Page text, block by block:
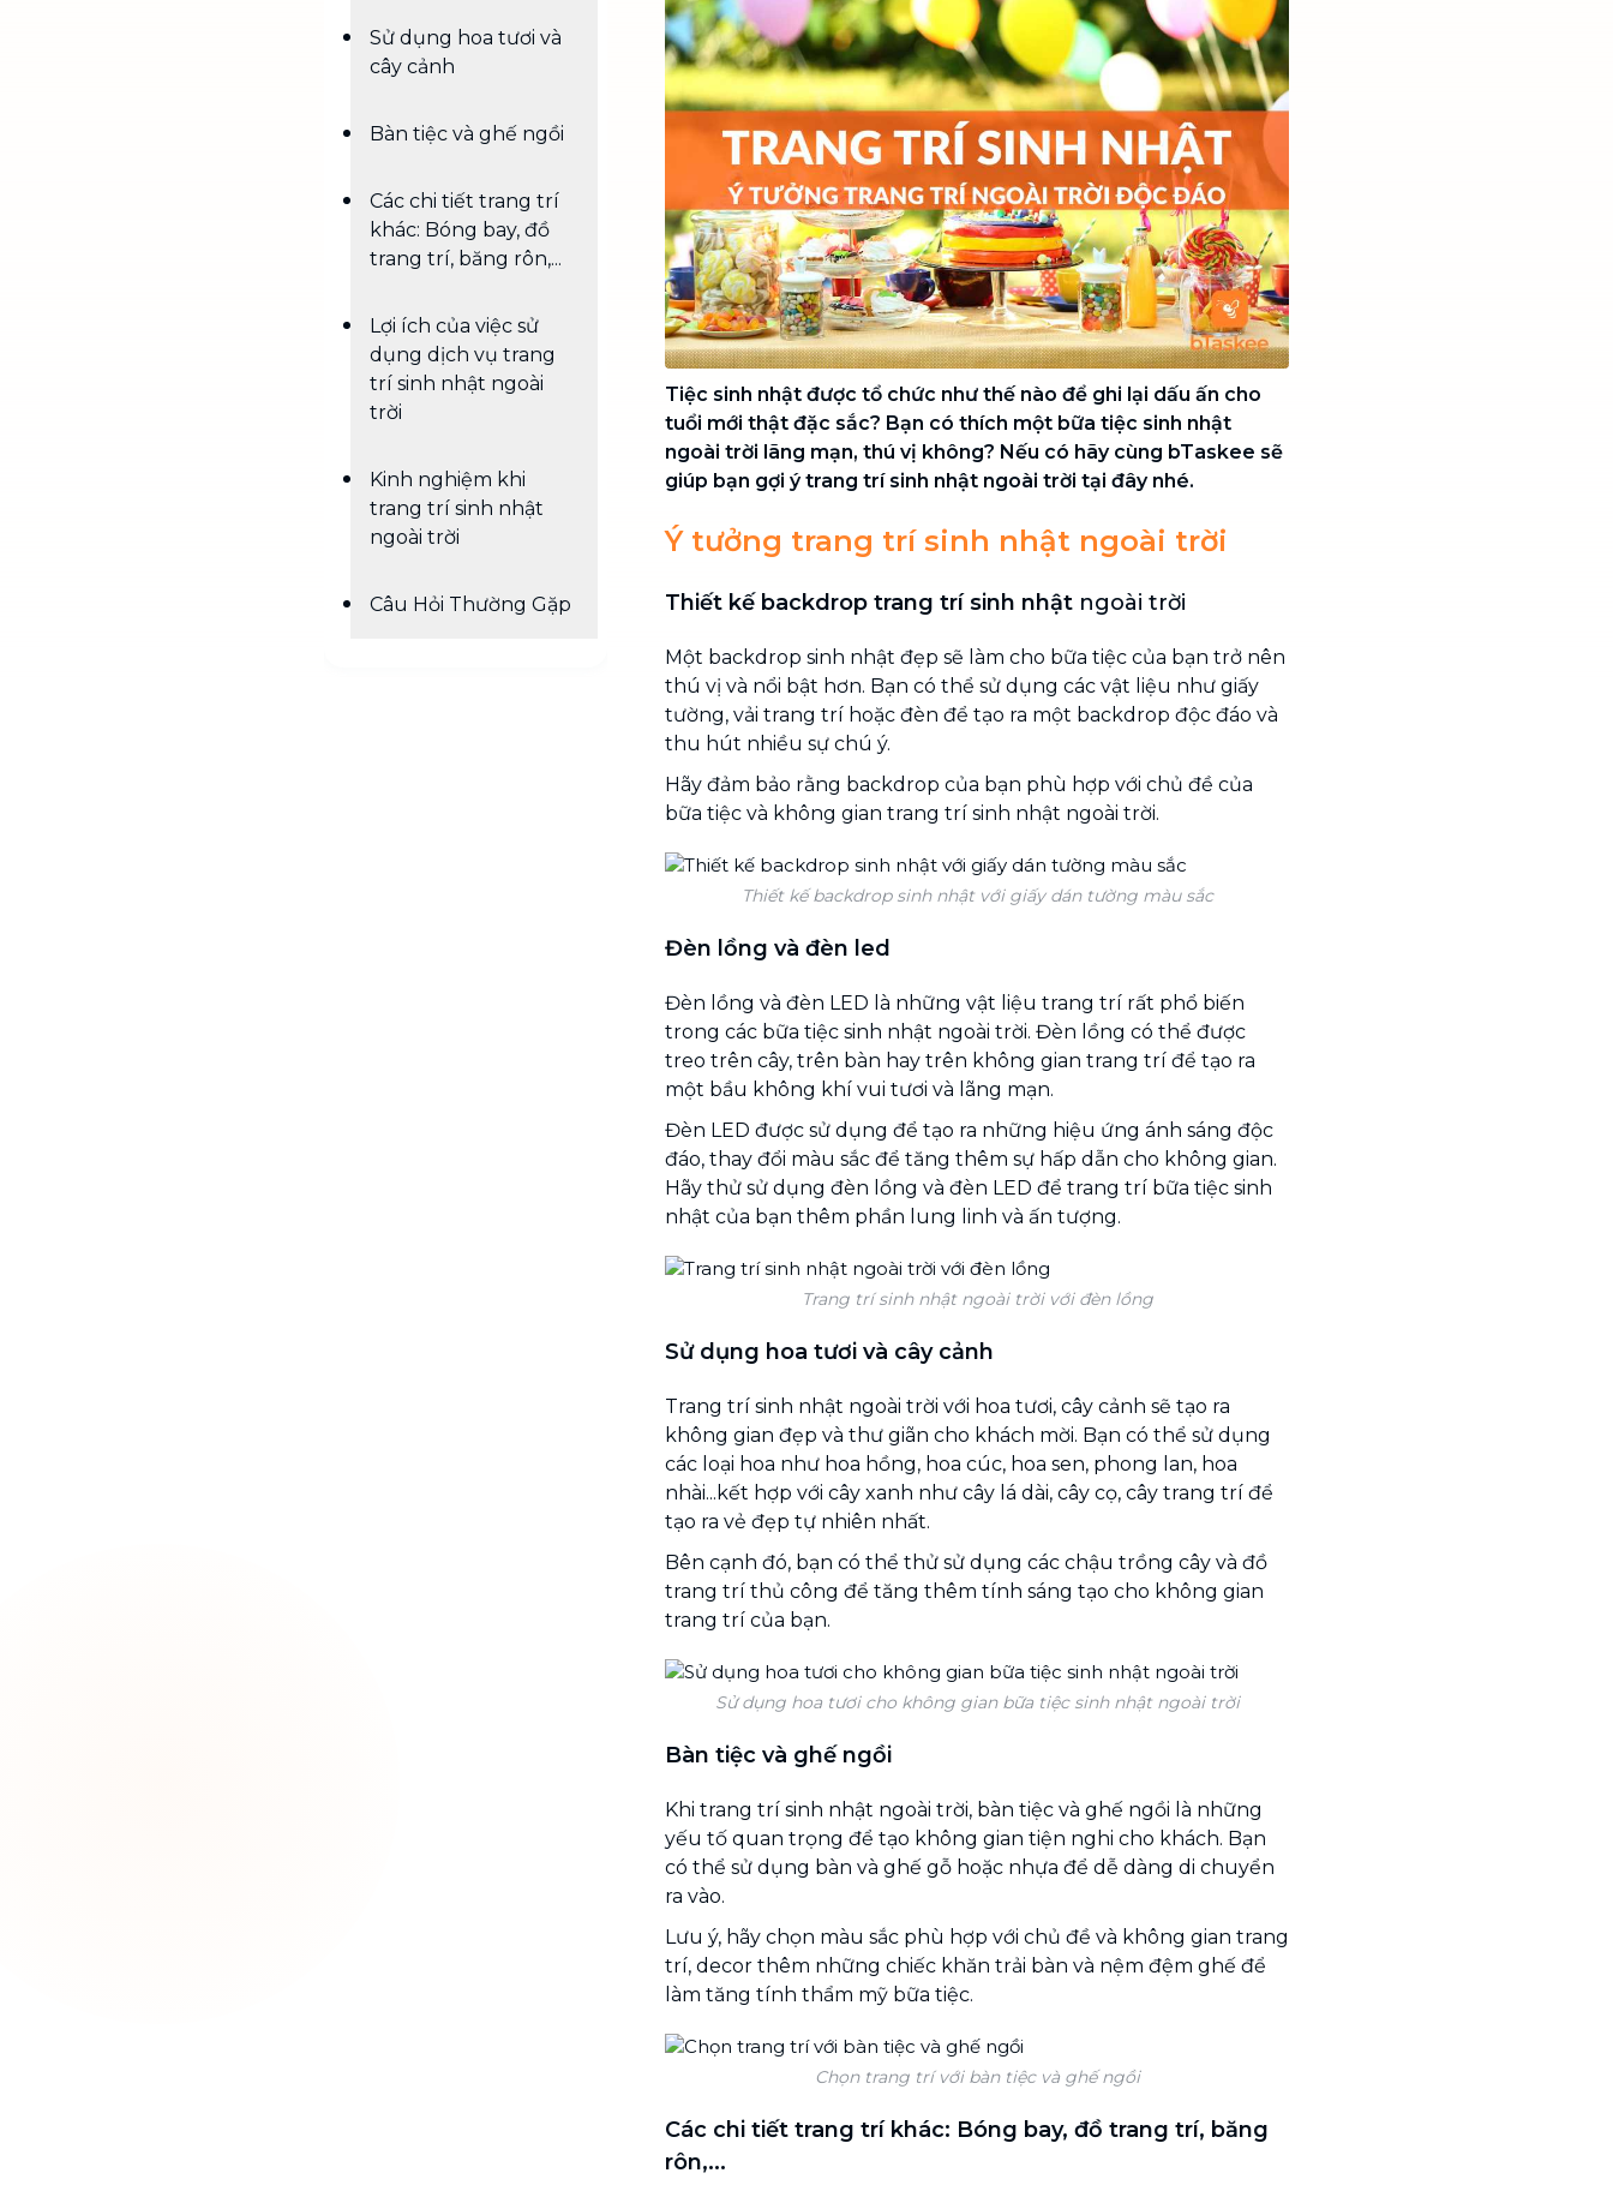
Chuyển nhà trọn gói, không lo dọn
dẹp nơi đi nơi đến
Vệ sinh công nghiệp NEW
Vệ sinh chuyên nghiệp cho văn
phòng, nhà xưởng, công trình lớn
Sử dụng hoa tươi và
cây cảnh
Bàn tiệc và ghế ngồi
Các chi tiết trang trí
khác: Bóng bay, đồ
trang trí, băng rôn,...
Lợi ích của việc sử
dụng dịch vụ trang
trí sinh nhật ngoài
trời
Kinh nghiệm khi
trang trí sinh nhật
ngoài trời
Câu Hỏi Thường Gặp
Tiệc sinh nhật được tổ chức như thế nào để ghi lại dấu ấn cho
tuổi mới thật đặc sắc? Bạn có thích một bữa tiệc sinh nhật
ngoài trời lãng mạn, thú vị không? Nếu có hãy cùng bTaskee sẽ
giúp bạn gợi ý trang trí sinh nhật ngoài trời tại đâynhé.
Ý tưởng trang trí sinh nhật ngoài trời
Thiết kế backdrop trang trí sinh nhật ngoài trời
Một backdrop sinh nhật đẹp sẽ làm cho bữa tiệc của bạn trở nên
thú vị và nổi bật hơn. Bạn có thể sử dụng các vật liệu như giấy
tường, vải trang trí hoặc đèn để tạo ra một backdrop độc đáo và
thu hút nhiều sự chú ý.
Hãy đảm bảo rằng backdrop của bạn phù hợp với chủ đề của
bữa tiệc và không gian trang trí sinh nhật ngoài trời.
Thiết kế backdrop sinh nhật với giấy dán tường màu sắc
Đèn lồng và đèn led
Đèn lồng và đèn LED là những vật liệu trang trí rất phổ biến
trong các bữa tiệc sinh nhật ngoài trời. Đèn lồng có thể được
treo trên cây, trên bàn hay trên không gian trang trí để tạo ra
một bầu không khí vui tươi và lãng mạn.
Đèn LED được sử dụng để tạo ra những hiệu ứng ánh sáng độc
đáo, thay đổi màu sắc để tăng thêm sự hấp dẫn cho không gian.
Hãy thử sử dụng đèn lồng và đèn LED để trang trí bữa tiệc sinh
nhật của bạn thêm phần lung linh và ấn tượng.
Trang trí sinh nhật ngoài trời với đèn lồng
Sử dụng hoa tươi và cây cảnh
Trang trí sinh nhật ngoài trời với hoa tươi, cây cảnh sẽ tạo ra
không gian đẹp và thư giãn cho khách mời. Bạn có thể sử dụng
các loại hoa như hoa hồng, hoa cúc, hoa sen, phong lan, hoa
nhài...kết hợp với cây xanh như cây lá dài, cây cọ, cây trang trí để
tạo ra vẻ đẹp tự nhiên nhất.
Bên cạnh đó, bạn có thể thử sử dụng các chậu trồng cây và đồ
trang trí thủ công để tăng thêm tính sáng tạo cho không gian
trang trí của bạn.
Sử dụng hoa tươi cho không gian bữa tiệc sinh nhật ngoài trời
Bàn tiệc và ghế ngồi
Khi trang trí sinh nhật ngoài trời, bàn tiệc và ghế ngồi là những
yếu tố quan trọng để tạo không gian tiện nghi cho khách. Bạn
có thể sử dụng bàn và ghế gỗ hoặc nhựa để dễ dàng di chuyển
ra vào.
Lưu ý, hãy chọn màu sắc phù hợp với chủ đề và không gian trang
trí, decor thêm những chiếc khăn trải bàn và nệm đệm ghế để
làm tăng tính thẩm mỹ bữa tiệc.
Chọn trang trí với bàn tiệc và ghế ngồi
Các chi tiết trang trí khác: Bóng bay, đồ trang trí, băng
rôn,...